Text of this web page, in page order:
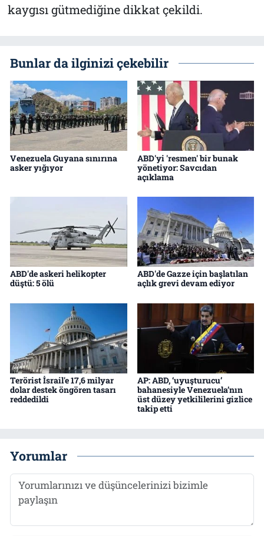
kaygısı gütmediğine dikkat çekildi.
Bunlar da ilginizi çekebilir
Venezuela Guyana sınırına
asker yığıyor
ABD'yi 'resmen' bir bunak
yönetiyor: Savcıdan
açıklama
ABD'de askeri helikopter
düştü: 5 ölü
ABD'de Gazze için başlatılan
açlık grevi devam ediyor
Terörist İsrail'e 17,6 milyar
dolar destek öngören tasarı
reddedildi
AP: ABD, ‘uyuşturucu’
bahanesiyle Venezuela’nın
üst düzey yetkililerini gizlice
takip etti
Yorumlar